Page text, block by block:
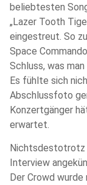
beliebtesten
„Lazer Tooth
eingestreut. So
Space
Schluss, was
Es fühlte sich
Abschlussfoto
Konzertgänger
erwartet.
Nichtsdestotrotz
Interview
Der Crowd wurde